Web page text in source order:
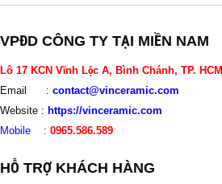
VPĐD CÔNG TY TẠI MIỀN NAM
Lô 17 KCN Vĩnh Lộc A, Bình Chánh, TP. HCM
Email : contact@vinceramic.com
Website : https://vinceramic.com
Mobile : 0965.586.589
HỖ TRỢ KHÁCH HÀNG